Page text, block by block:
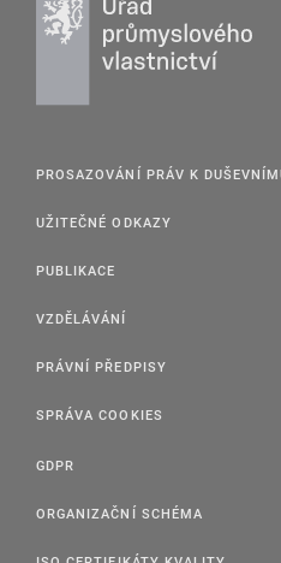
PROSAZOVÁNÍ PRÁV K
UŽITEČNÉ ODKAZY
PUBLIKACE
VZDĚLÁVÁNÍ
PRÁVNÍ PŘEDPISY
SPRÁVA COOKIES
GDPR
ORGANIZAČNÍ SCHÉMA